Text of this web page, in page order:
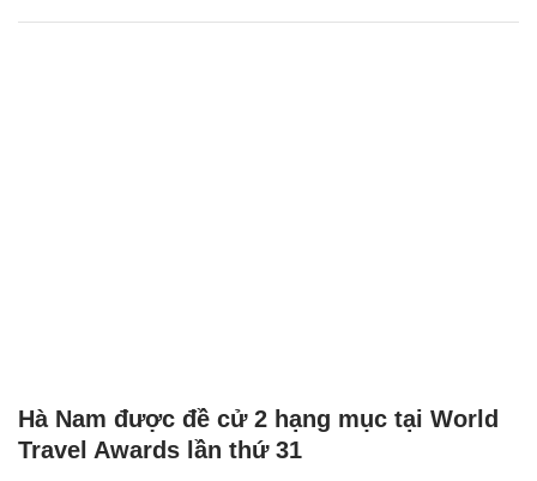
Hà Nam được đề cử 2 hạng mục tại World
Travel Awards lần thứ 31